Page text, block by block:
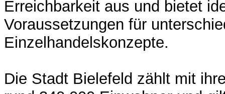
Erreichbarkeit aus und bietet
Voraussetzungen für
Einzelhandelskonzepte.
Die Stadt Bielefeld zählt mit